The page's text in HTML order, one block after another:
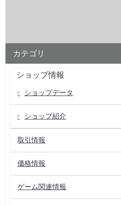
カテゴリ
ショップ情報
ショップデータ
ショップ紹介
取引情報
価格情報
ゲーム関連情報